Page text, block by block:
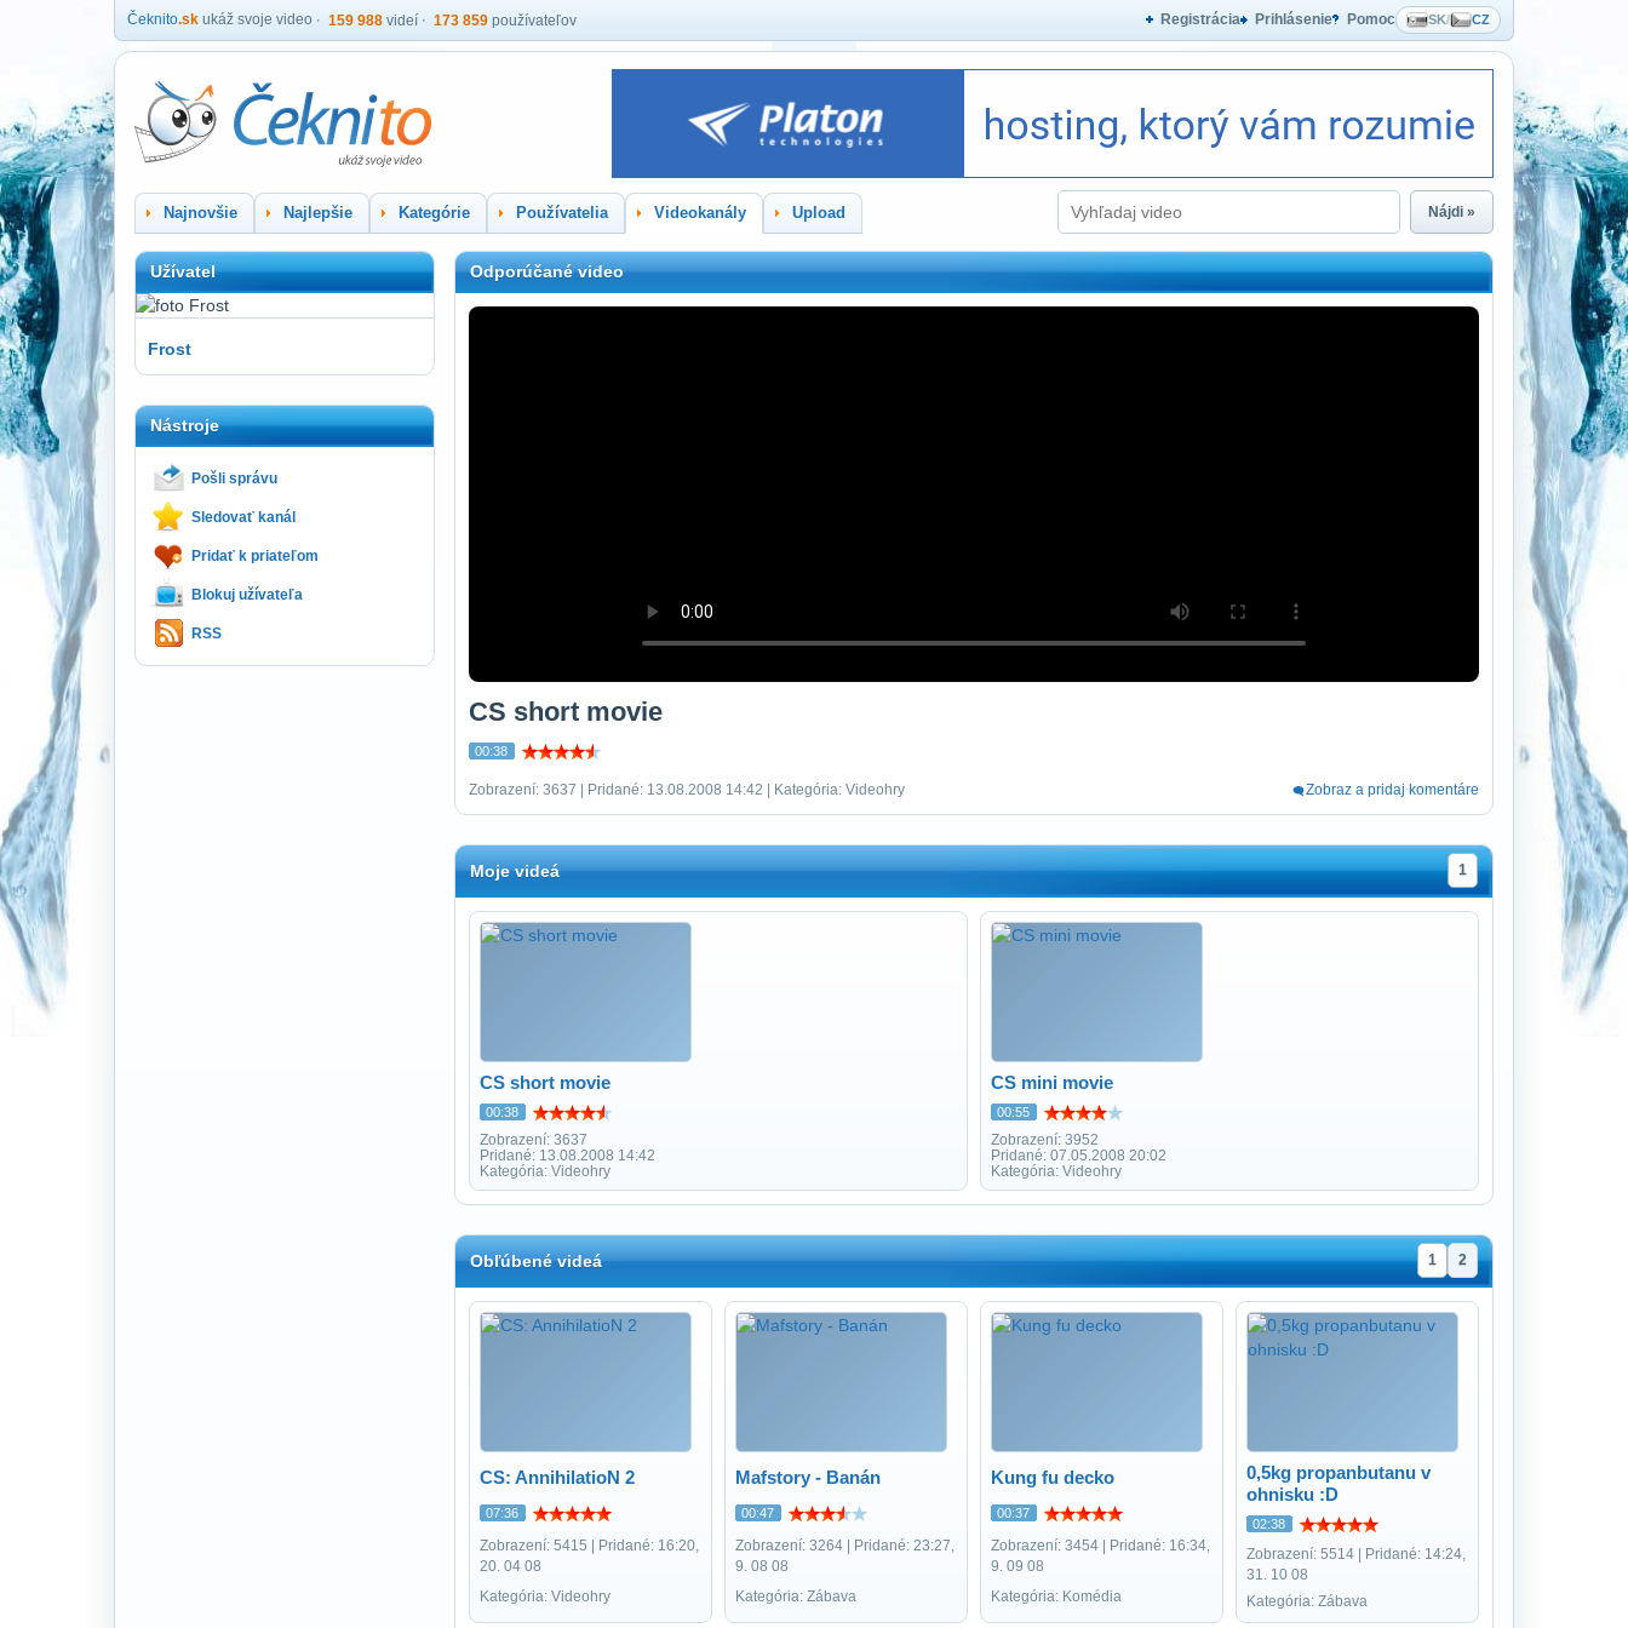
Čeknito.sk ukáž svoje video 159 988 videí 173 859 používateľov Registrácia Prihlásenie Pomoc SK/ CZ
Najnovšie Najlepšie Kategórie Používatelia Videokanály Upload Nájdi »
Užívatel
Frost
Nástroje
Pošli správu
Sledovať kanál
Pridať k priateľom
Blokuj užívateľa
RSS
Odporúčané video
CS short movie
00:38
Zobrazení: 3637 | Pridané: 13.08.2008 14:42 | Kategória: Videohry Zobraz a pridaj komentáre
Moje videá 1
CS short movie
00:38
Zobrazení: 3637
Pridané: 13.08.2008 14:42
Kategória: Videohry
CS mini movie
00:55
Zobrazení: 3952
Pridané: 07.05.2008 20:02
Kategória: Videohry
Obľúbené videá 1 2
CS: AnnihilatioN 2
07:36
Zobrazení: 5415 | Pridané: 16:20,
20. 04 08
Kategória: Videohry
Mafstory - Banán
00:47
Zobrazení: 3264 | Pridané: 23:27,
9. 08 08
Kategória: Zábava
Kung fu decko
00:37
Zobrazení: 3454 | Pridané: 16:34,
9. 09 08
Kategória: Komédia
0,5kg propanbutanu v
ohnisku :D
02:38
Zobrazení: 5514 | Pridané: 14:24,
31. 10 08
Kategória: Zábava